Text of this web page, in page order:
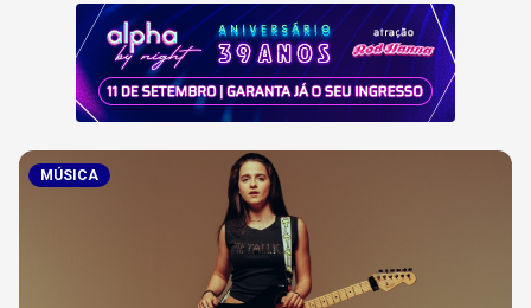
Mamma Mia!. As atrações acontecem entre os dias 8 e 9 de
agosto em diferentes regiões da capital.
MÚSICA